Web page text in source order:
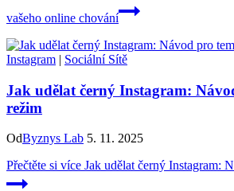
vašeho online chování
Instagram | Sociální Sítě
Jak udělat černý Instagram:
režim
OdByznys Lab 5. 11. 2025
Přečtěte si více Jak udělat černý Instagram: